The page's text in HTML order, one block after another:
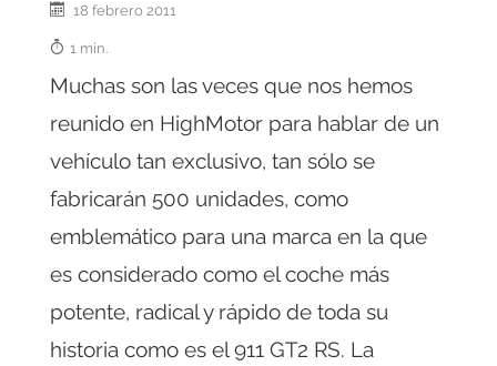
18 febrero 2011
1 min.
Muchas son las veces que nos hemos
reunido en HighMotor para hablar de un
vehículo tan exclusivo, tan sólo se
fabricarán 500 unidades, como
emblemático para una marca en la que
es considerado como el coche más
potente, radical y rápido de toda su
historia como es el 911 GT2 RS. La